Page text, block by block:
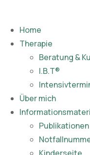
Home
Therapie
Beratung &
I.B.T®
Über mich
Publikationen​